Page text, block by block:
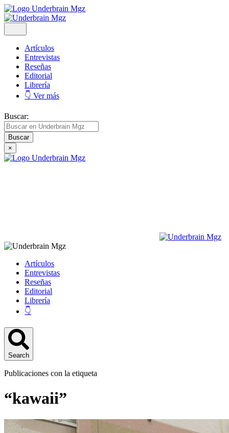
Artículos
Entrevistas
Reseñas
Editorial
Librería
👇 Ver más
Buscar:
×
Artículos
Entrevistas
Reseñas
Editorial
Librería
👇
Search
Publicaciones con la etiqueta
“kawaii”